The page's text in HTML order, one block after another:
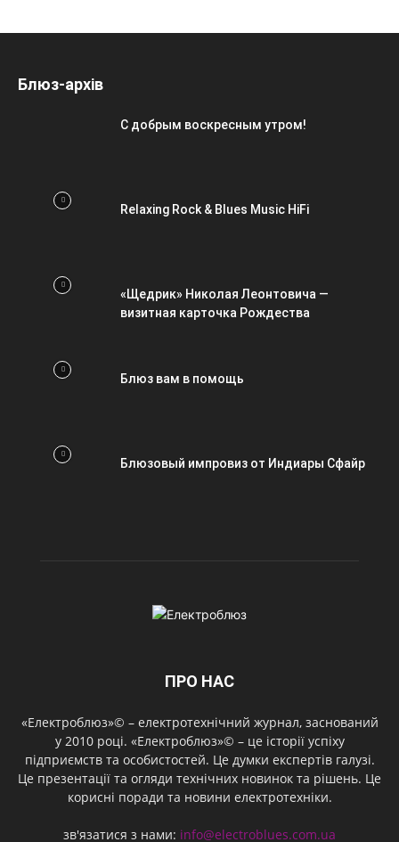
Блюз-архів
С добрым воскресным утром!
Relaxing Rock & Blues Music HiFi
«Щедрик» Николая Леонтовича —
визитная карточка Рождества
Блюз вам в помощь
Блюзовый импровиз от Индиары Сфайр
ПРО НАС
«Електроблюз»© – електротехнічний журнал, заснований
у 2010 році. «Електроблюз»© – це історії успіху
підприємств та особистостей. Це думки експертів галузі.
Це презентації та огляди технічних новинок та рішень. Це
корисні поради та новини електротехніки.
зв'язатися з нами: info@electroblues.com.ua